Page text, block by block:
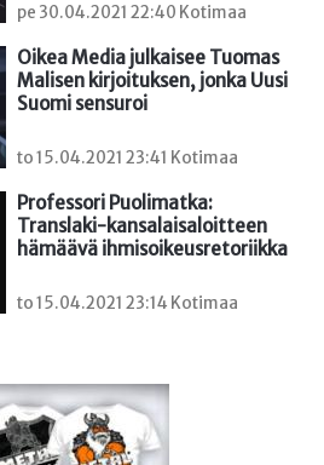
pe 30.04.2021 22:40 Kotimaa
Oikea Media julkaisee Tuomas
Malisen kirjoituksen, jonka Uusi
Suomi sensuroi
to 15.04.2021 23:41 Kotimaa
Professori Puolimatka:
Translaki-kansalaisaloitteen
hämäävä ihmisoikeusretoriikka
to 15.04.2021 23:14 Kotimaa